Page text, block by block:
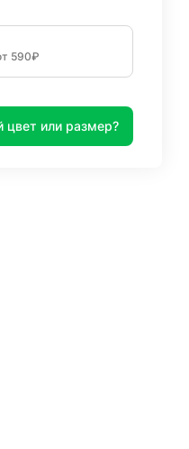
590₽
или размер?